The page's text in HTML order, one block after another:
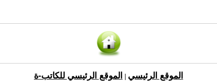
الموقع الرئيسي الموقع الرئيسي للكاتب-ة